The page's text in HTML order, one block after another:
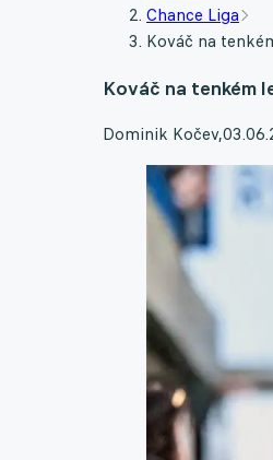
Chance Liga
Kováč na
Kováč na tenkém
Dominik Kočev,